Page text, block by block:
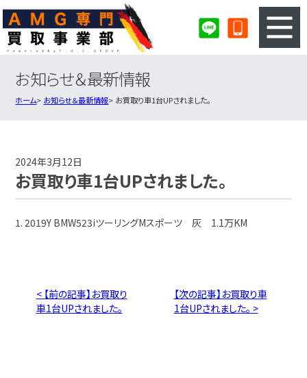
3ステップのカンタン査定
AMG買取実績
お知らせ＆最新情報
ホーム お知らせ＆最新情報 お買取り車1台UPされました。
2024年3月12日
お買取り車1台UPされました。
1. 2019Y BMW523iツーリングMスポーツ 灰 1.1万KM
< 【前の記事】お買取り
車1台UPされました。
【次の記事】お買取り車
1台UPされました。 >